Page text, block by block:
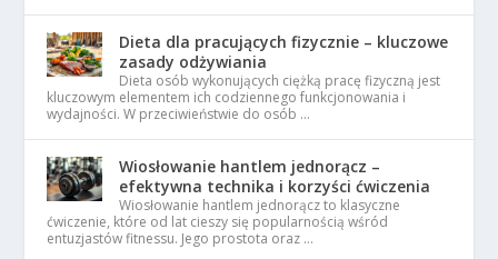
Dieta dla pracujących fizycznie – kluczowe
zasady odżywiania
Dieta osób wykonujących ciężką pracę fizyczną jest
kluczowym elementem ich codziennego funkcjonowania i
wydajności. W przeciwieństwie do osób …
Wiosłowanie hantlem jednorącz –
efektywna technika i korzyści ćwiczenia
Wiosłowanie hantlem jednorącz to klasyczne
ćwiczenie, które od lat cieszy się popularnością wśród
entuzjastów fitnessu. Jego prostota oraz …